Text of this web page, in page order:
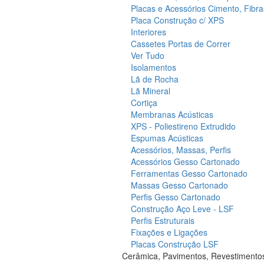
Placas e Acessórios Cimento,
Placa Construção c/ XPS
Interiores
Cassetes Portas de Correr
Ver Tudo
Isolamentos
Lã de Rocha
Lã Mineral
Cortiça
Membranas Acústicas
XPS - Poliestireno Extrudido
Espumas Acústicas
Acessórios, Massas, Perfis
Acessórios Gesso Cartonado
Ferramentas Gesso Cartonado
Massas Gesso Cartonado
Perfis Gesso Cartonado
Construção Aço Leve - LSF
Perfis Estruturais
Fixações e Ligações
Placas Construção LSF
Cerâmica, Pavimentos,